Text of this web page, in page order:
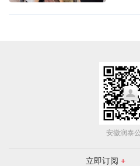
安徽润泰
立即订阅 +